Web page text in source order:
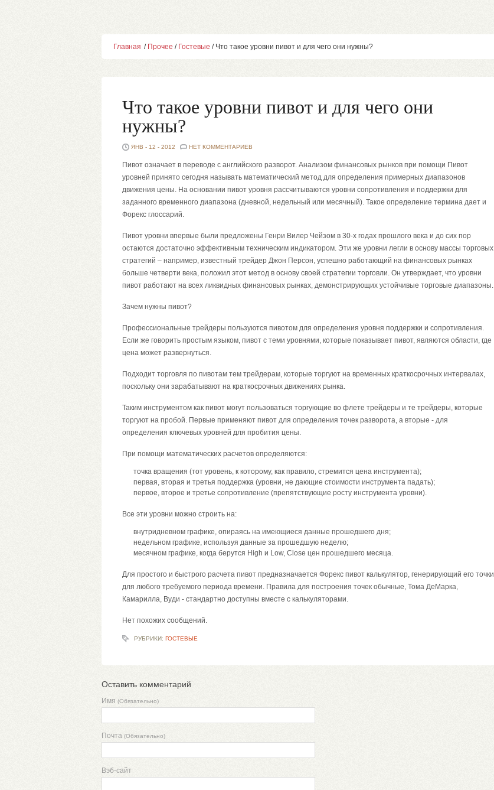
Главная / Прочее / Гостевые / Что такое уровни пивот и для чего они нужны?
Что такое уровни пивот и для чего они
нужны?
ЯНВ - 12 - 2012 НЕТ КОММЕНТАРИЕВ
Пивот означает в переводе с английского разворот. Анализом финансовых рынков при помощи Пивот
уровней принято сегодня называть математический метод для определения примерных диапазонов
движения цены. На основании пивот уровня рассчитываются уровни сопротивления и поддержки для
заданного временного диапазона (дневной, недельный или месячный). Такое определение термина дает и
Форекс глоссарий.
Пивот уровни впервые были предложены Генри Вилер Чейзом в 30-х годах прошлого века и до сих пор
остаются достаточно эффективным техническим индикатором. Эти же уровни легли в основу массы торговых
стратегий – например, известный трейдер Джон Персон, успешно работающий на финансовых рынках
больше четверти века, положил этот метод в основу своей стратегии торговли. Он утверждает, что уровни
пивот работают на всех ликвидных финансовых рынках, демонстрирующих устойчивые торговые диапазоны.
Зачем нужны пивот?
Профессиональные трейдеры пользуются пивотом для определения уровня поддержки и сопротивления.
Если же говорить простым языком, пивот с теми уровнями, которые показывает пивот, являются области, где
цена может развернуться.
Подходит торговля по пивотам тем трейдерам, которые торгуют на временных краткосрочных интервалах,
поскольку они зарабатывают на краткосрочных движениях рынка.
Таким инструментом как пивот могут пользоваться торгующие во флете трейдеры и те трейдеры, которые
торгуют на пробой. Первые применяют пивот для определения точек разворота, а вторые - для
определения ключевых уровней для пробития цены.
При помощи математических расчетов определяются:
точка вращения (тот уровень, к которому, как правило, стремится цена инструмента);
первая, вторая и третья поддержка (уровни, не дающие стоимости инструмента падать);
первое, второе и третье сопротивление (препятствующие росту инструмента уровни).
Все эти уровни можно строить на:
внутридневном графике, опираясь на имеющиеся данные прошедшего дня;
недельном графике, используя данные за прошедшую неделю;
месячном графике, когда берутся High и Low, Close цен прошедшего месяца.
Для простого и быстрого расчета пивот предназначается Форекс пивот калькулятор, генерирующий его точки
для любого требуемого периода времени. Правила для построения точек обычные, Тома ДеМарка,
Камарилла, Вуди - стандартно доступны вместе с калькуляторами.
Нет похожих сообщений.
РУБРИКИ: ГОСТЕВЫЕ
Оставить комментарий
Имя (Обязательно)
Почта (Обязательно)
Вэб-сайт